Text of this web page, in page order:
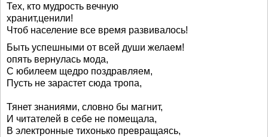
Тех, кто мудрость вечную
хранит,ценили!
Чтоб население все время развивалось!
Быть успешными от всей души желаем!
опять вернулась мода,
С юбилеем щедро поздравляем,
Пусть не зарастет сюда тропа,
Тянет знаниями, словно бы магнит,
И читателей в себе не помещала,
В электронные тихонько превращаясь,